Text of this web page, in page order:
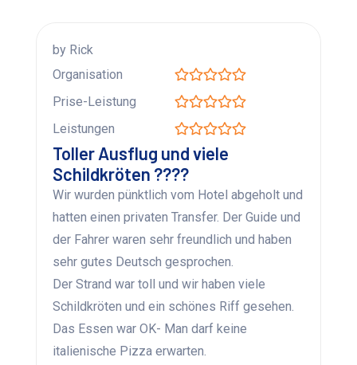
by Rick
Organisation
Prise-Leistung
Leistungen
Toller Ausflug und viele
Schildkröten ????
Wir wurden pünktlich vom Hotel abgeholt und
hatten einen privaten Transfer. Der Guide und
der Fahrer waren sehr freundlich und haben
sehr gutes Deutsch gesprochen.
Der Strand war toll und wir haben viele
Schildkröten und ein schönes Riff gesehen.
Das Essen war OK- Man darf keine
italienische Pizza erwarten.